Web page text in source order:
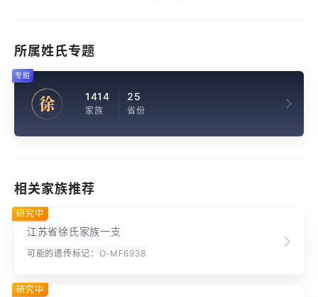
所属姓氏专题
徐 1414
家族
25
省份
专题
相关家族推荐
江苏省徐氏家族一支
可能的遗传标记：O-MF6938
研究中
研究中